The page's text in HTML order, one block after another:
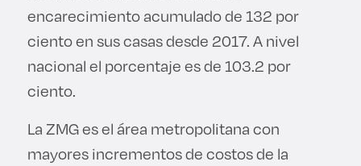
encarecimiento acumulado de 132 por
ciento en sus casas desde 2017. A nivel
nacional el porcentaje es de 103.2 por
ciento.
La ZMG es el área metropolitana con
mayores incrementos de costos de la